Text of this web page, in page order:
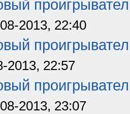
2013, 22:40
2013, 22:57
2013, 23:07